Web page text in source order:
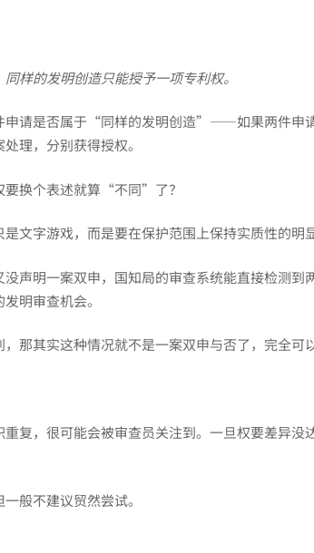
同样的发明创造只能授予一项专利权。
申请是否属于“同样的发明创造”——如果两件申
理，分别获得授权。
换个表述就算“不同”了？
文字游戏，而是要在保护范围上保持实质性的明
声明一案双申，国知局的审查系统能直接检测到
明审查机会。
那其实这种情况就不是一案双申与否了，完全可
复，很可能会被审查员关注到。一旦权要差异没
般不建议贸然尝试。